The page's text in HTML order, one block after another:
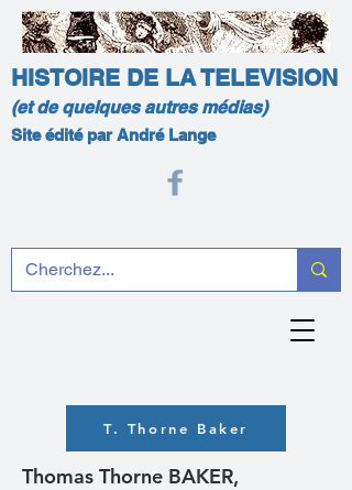
HISTOIRE DE LA TELEVISION
(et de quelques autres médias)
Site édité par André Lange
T. Thorne Baker
Thomas Thorne BAKER,